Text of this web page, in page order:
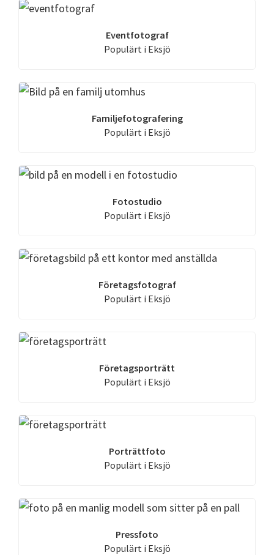
Eventfotograf
Populärt i Eksjö
Familjefotografering
Populärt i Eksjö
Fotostudio
Populärt i Eksjö
Företagsfotograf
Populärt i Eksjö
Företagsporträtt
Populärt i Eksjö
Porträttfoto
Populärt i Eksjö
Pressfoto
Populärt i Eksjö